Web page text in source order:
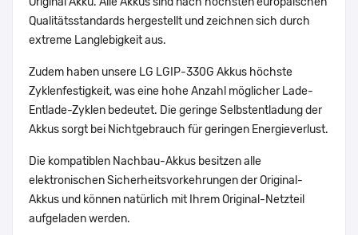
Qualitätsstandards hergestellt und zeichnen sich durch
extreme Langlebigkeit aus.
Zudem haben unsere LG LGIP-330G Akkus höchste
Zyklenfestigkeit, was eine hohe Anzahl möglicher Lade-
Entlade-Zyklen bedeutet. Die geringe Selbstentladung der
Akkus sorgt bei Nichtgebrauch für geringen Energieverlust.
Die kompatiblen Nachbau-Akkus besitzen alle
elektronischen Sicherheitsvorkehrungen der Original-
Akkus und können natürlich mit Ihrem Original-Netzteil
aufgeladen werden.